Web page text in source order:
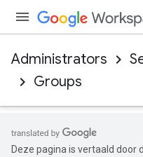
Administrators
Groups
Deze pagina is vertaald door